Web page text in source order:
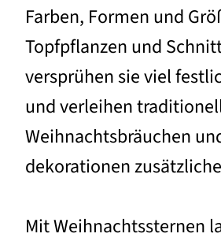
Farben, Formen und
Topfpflanzen und
versprühen sie viel
und verleihen
Weihnachtsbräuchen
dekorationen
Mit Weihnachtssternen